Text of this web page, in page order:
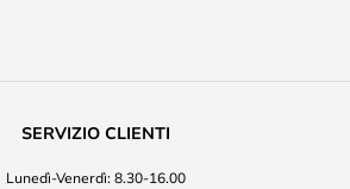
SERVIZIO CLIENTI
Lunedì-Venerdì: 8.30-16.00